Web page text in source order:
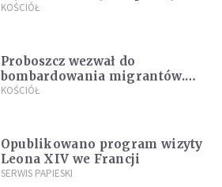
Pana Boga dla naszej wiary"
KOŚCIÓŁ
Proboszcz wezwał do
bombardowania migrantów.
"Masowy ogień przeciwko
KOŚCIÓŁ
Opublikowano program wizyty
Leona XIV we Francji
SERWIS PAPIESKI